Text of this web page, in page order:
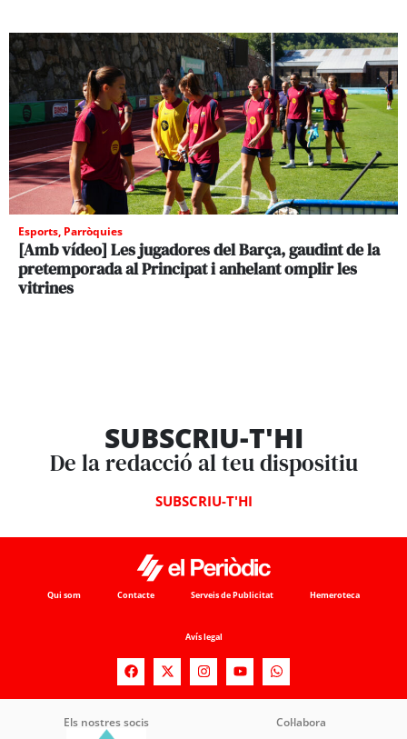
Esports, Parròquies
[Amb vídeo] Les jugadores del Barça, gaudint de la
pretemporada al Principat i anhelant omplir les
vitrines
SUBSCRIU-T'HI
De la redacció al teu dispositiu
SUBSCRIU-T'HI
Qui som Contacte Serveis de Publicitat Hemeroteca
Avís legal
Els nostres socis Col·labora